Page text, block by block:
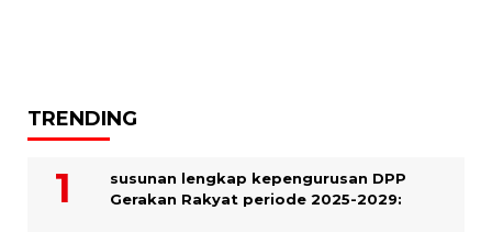
TRENDING
susunan lengkap kepengurusan DPP
Gerakan Rakyat periode 2025-2029: